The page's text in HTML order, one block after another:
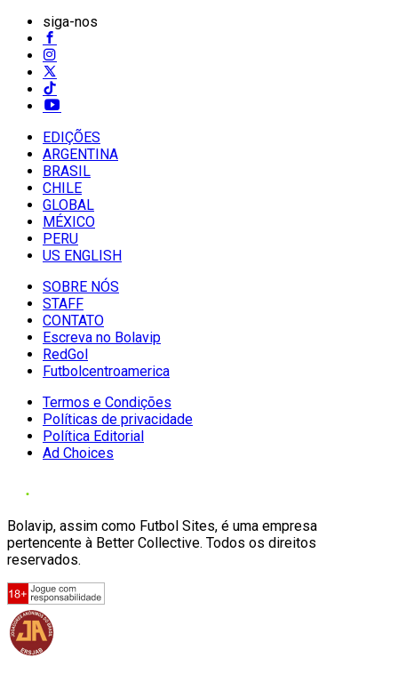
siga-nos
EDIÇÕES
ARGENTINA
BRASIL
CHILE
GLOBAL
MÉXICO
PERU
US ENGLISH
SOBRE NÓS
STAFF
CONTATO
Escreva no Bolavip
RedGol
Futbolcentroamerica
Termos e Condições
Políticas de privacidade
Política Editorial
Ad Choices
Bolavip, assim como Futbol Sites, é uma empresa
pertencente à Better Collective. Todos os direitos
reservados.